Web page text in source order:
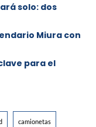
solo: dos
Miura con
para el
camionetas